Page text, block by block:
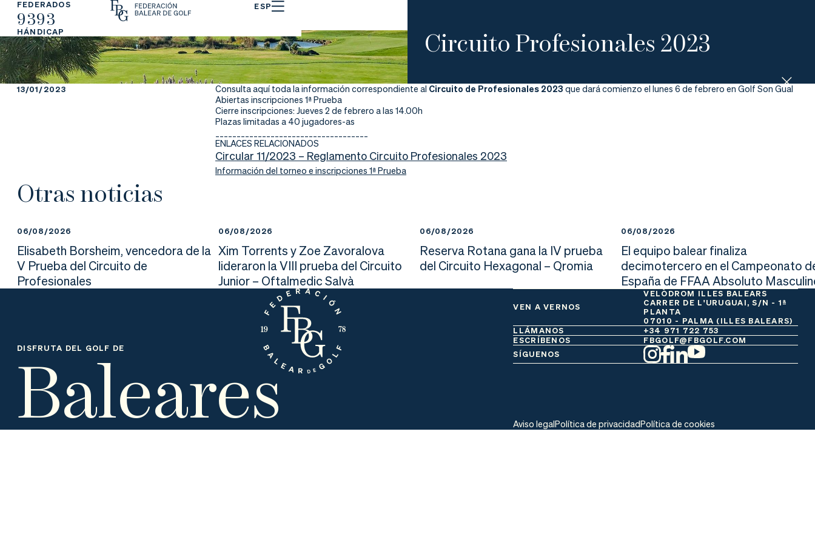
FEDERADOS
9393
HÁNDICAP
ESP
La
Fe
de
Fe
de
ra
Ju
ga
r
Ap
re
nd
Ac
tu
ali
d
en
da
Circuito Profesionales 2023
13/01/2023 Consulta aquí toda la información correspondiente al Circuito de Profesionales 2023 que dará comienzo el lunes 6 de febrero en Golf Son Gual
Abiertas inscripciones 1ª Prueba
Cierre inscripciones: Jueves 2 de febrero a las 14.00h
Plazas limitadas a 40 jugadores-as
ENLACES RELACIONADOS
Circular 11/2023 – Reglamento Circuito Profesionales 2023
Información del torneo e inscripciones 1ª Prueba
Otras noticias
06/08/2026
Elisabeth Borsheim, vencedora de la
V Prueba del Circuito de
Profesionales
06/08/2026
Xim Torrents y Zoe Zavoralova
lideraron la VIII prueba del Circuito
Junior – Oftalmedic Salvà
06/08/2026
Reserva Rotana gana la IV prueba
del Circuito Hexagonal – Qromia
06/08/2026
El equipo balear finaliza
decimotercero en el Campeonato
España de FFAA Absoluto
DISFRUTA DEL GOLF DE
Baleares
VEN A VERNOS
VELÒDROM ILLES BALEARS
CARRER DE L'URUGUAI, S/N - 1ª
PLANTA
07010 - PALMA (ILLES BALEARS)
LLÁMANOS
+34 971 722 753
ESCRÍBENOS
FBGOLF@FBGOLF.COM
SÍGUENOS
Aviso legalPolítica de privacidadPolítica de cookies